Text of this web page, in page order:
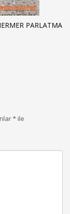
PARLATMA
*ile